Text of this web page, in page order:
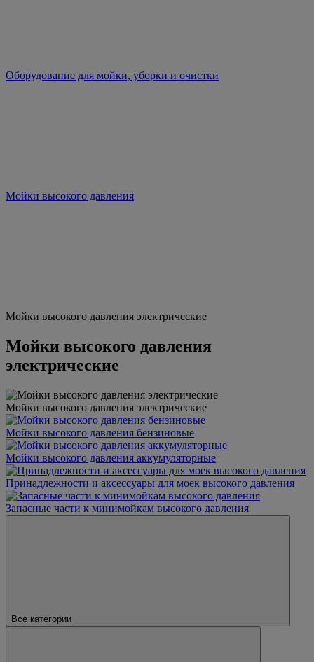
Оборудование для мойки, уборки и очистки
Мойки высокого давления
Мойки высокого давления электрические
Мойки высокого давления
электрические
Мойки высокого давления электрические
Мойки высокого давления бензиновые
Мойки высокого давления аккумуляторные
Принадлежности и аксессуары для моек высокого давления
Запасные части к минимойкам высокого давления
Все категории